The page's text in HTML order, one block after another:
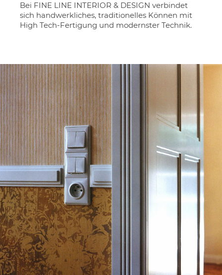
Bei FINE LINE INTERIOR & DESIGN verbindet
sich handwerkliches, traditionelles Können mit
High Tech-Fertigung und modernster Technik.